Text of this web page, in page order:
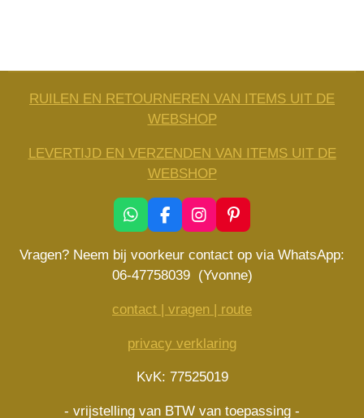
RUILEN EN RETOURNEREN VAN ITEMS UIT DE
WEBSHOP
LEVERTIJD EN VERZENDEN VAN ITEMS UIT DE
WEBSHOP
W
h
a
s
p
F
a
c
e
b
o
I
n
s
t
a
r
m
P
i
n
e
e
t
Vragen? Neem bij voorkeur contact op via WhatsApp:
06-47758039 (Yvonne)
contact | vragen | route
privacy verklaring
KvK: 77525019
- vrijstelling van BTW van toepassing -